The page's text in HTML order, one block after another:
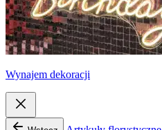
Wynajem dekoracji